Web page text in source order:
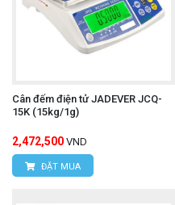
Cân đếm điện tử JADEVER JCQ-
15K (15kg/1g)
2,472,500 VND
ĐẶT MUA